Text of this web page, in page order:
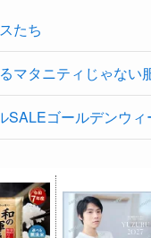
たち
マタニティじゃない
SALEゴールデンウィ